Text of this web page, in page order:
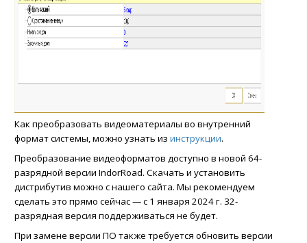
Как преобразовать видеоматериалы во внутренний
формат системы, можно узнать изинструкции.
Преобразование видеоформатов доступно в новой 64-
разрядной версии IndorRoad. Скачать и установить
дистрибутив можно с нашего сайта. Мы рекомендуем
сделать это прямо сейчас — с 1 января 2024 г. 32-
разрядная версия поддерживаться не будет.
При замене версии ПО также требуется обновить версии